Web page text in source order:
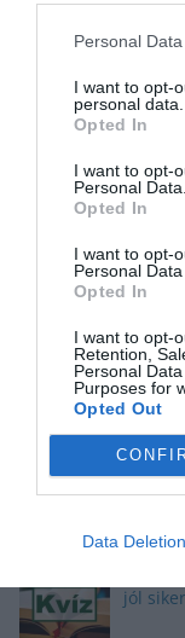
Personal
I want to opt-
personal data.
Opted In
I want to opt-
Personal Data.
Opted In
I want to opt-
Personal
Opted In
I want to opt-
Retention,
Personal
Purposes for
Opted Out
Data Deletion
Kvíz
csak
fejtörő
jól